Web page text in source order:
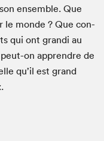
ensem­ble. Que
le monde ? Que con­
qui ont gran­di au
on appren­dre de
qu’il est grand